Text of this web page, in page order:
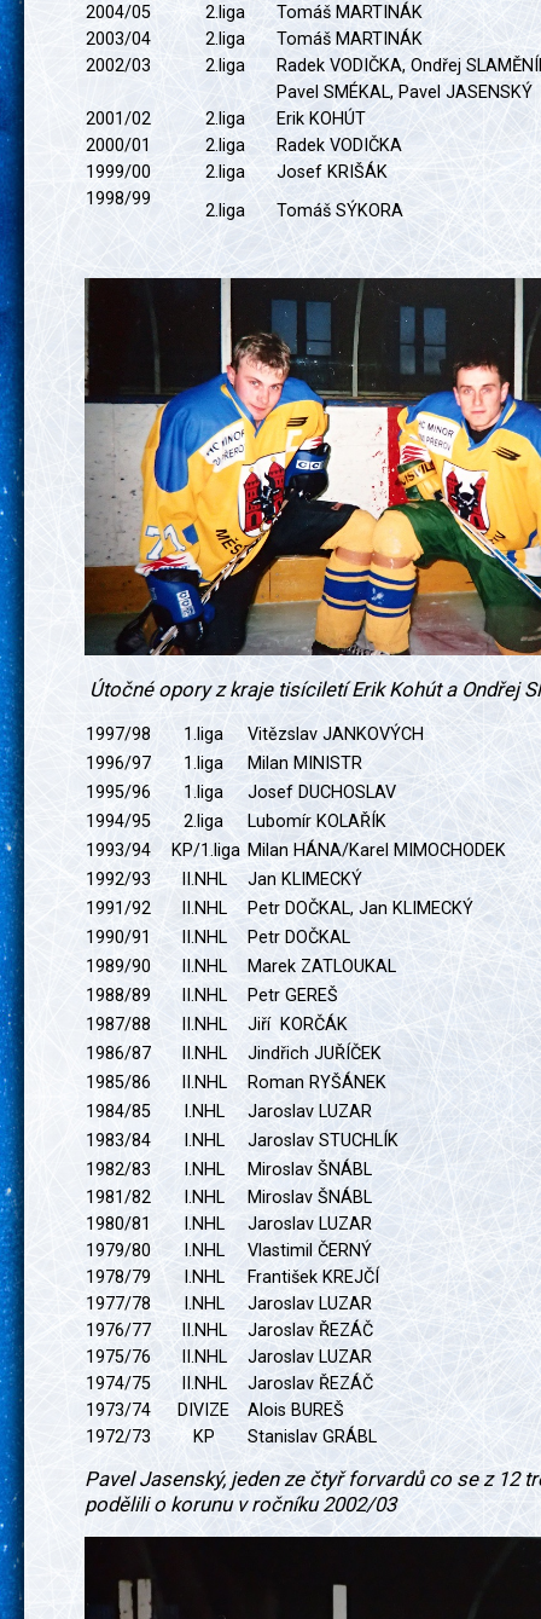
2004/05
2.liga
Tomáš MARTINÁK
2003/04
2.liga
Tomáš MARTINÁK
2002/03
2.liga
Radek VODIČKA, Ondřej
Pavel SMÉKAL, Pavel JASENSKÝ
2001/02
2.liga
Erik KOHÚT
2000/01
2.liga
Radek VODIČKA
1999/00
2.liga
Josef KRIŠÁK
1998/99
2.liga Tomáš SÝKORA
Útočné opory z kraje tisíciletí Erik Kohút a Ondřej
1997/98 1.liga
Vitězslav JANKOVÝCH
1996/97
1.liga
Milan MINISTR
1995/96
1.liga
Josef DUCHOSLAV
1994/95
2.liga
Lubomír KOLAŘÍK
1993/94
KP/1.liga Milan HÁNA/Karel
1992/93
II.NHL
Jan KLIMECKÝ
1991/92
II.NHL
Petr DOČKAL, Jan KLIMECKÝ
1990/91
II.NHL
Petr DOČKAL
1989/90
II.NHL
Marek ZATLOUKAL
1988/89
II.NHL
Petr GEREŠ
1987/88
II.NHL
Jiří KORČÁK
1986/87
II.NHL
Jindřich JUŘÍČEK
1985/86
II.NHL
Roman RYŠÁNEK
1984/85
I.NHL
Jaroslav LUZAR
1983/84
I.NHL
Jaroslav STUCHLÍK
1982/83
I.NHL
Miroslav ŠNÁBL
1981/82
I.NHL
Miroslav ŠNÁBL
1980/81
I.NHL
Jaroslav LUZAR
1979/80
I.NHL
Vlastimil ČERNÝ
1978/79
I.NHL
František KREJČÍ
1977/78
I.NHL
Jaroslav LUZAR
1976/77
II.NHL
Jaroslav ŘEZÁČ
1975/76
II.NHL
Jaroslav LUZAR
1974/75
II.NHL
Jaroslav ŘEZÁČ
1973/74
DIVIZE
Alois BUREŠ
1972/73
KP Stanislav GRÁBL
Pavel Jasenský, jeden ze čtyř forvardů co se z 12
podělili o korunu v ročníku 2002/03